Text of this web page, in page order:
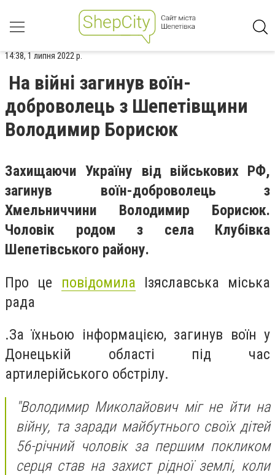
14:38, 1 липня 2022 р.
На війні загинув воїн-
доброволець з Шепетівщини
Володимир Борисюк
Захищаючи Україну від військових РФ,
загинув воїн-доброволець з
Хмельниччини Володимир Борисюк.
Чоловік родом з села Клубівка
Шепетівського району.
Про це по­ві­до­ми­ла Ізяс­лавсь­ка місь­ка
ра­да
.За їхньою інформацією, загинув воїн у
Донецькій області під час
артилерійського обстрілу.
"Володимир Миколайович міг не йти на
війну, та заради майбутнього своїх дітей
56-річний чоловік за першим покликом
серця став на захист рідної землі, коли